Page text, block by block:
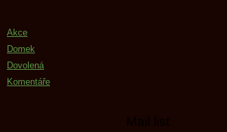
Akce
Domek
Dovolená
Komentáře
Mail list